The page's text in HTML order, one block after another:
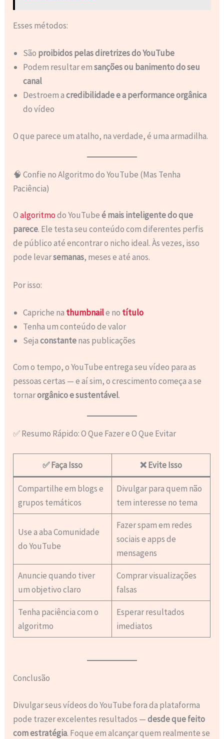
Esses métodos:
São proibidos pelas diretrizes do YouTube
Podem resultar emsanções ou banimento do seu
canal
Destroem acredibilidade e a performance orgânica
do vídeo
O que parece um atalho, na verdade, é uma armadilha.
🧠 Confie no Algoritmo do YouTube (Mas Tenha
Paciência)
Oalgoritmodo YouTubeé mais inteligente do que
parece. Ele testa seu conteúdo com diferentes perfis
de público até encontrar o nicho ideal. Às vezes, isso
pode levarsemanas, meses e até anos.
Por isso:
Capriche na thumbnaile no título
Tenha um conteúdo de valor
Sejaconstantenas publicações
Com o tempo, o YouTube entrega seu vídeo para as
pessoas certas — e aí sim, o crescimento começa a se
tornarorgânico e sustentável.
✅ Resumo Rápido: O Que Fazer e O Que Evitar
✅ Faça Isso ❌ Evite Isso
Compartilhe em blogs e
grupos temáticos
Divulgar para quem não
tem interesse no tema
Use a aba Comunidade
do YouTube
Fazer spam em redes
sociais e apps de
mensagens
Anuncie quando tiver
um objetivo claro
Comprar visualizações
falsas
Tenha paciência com o
algoritmo
Esperar resultados
imediatos
Conclusão
Divulgar seus vídeos do YouTube fora da plataforma
pode trazer excelentes resultados —desde que feito
com estratégia. Foque em alcançar quem realmente se